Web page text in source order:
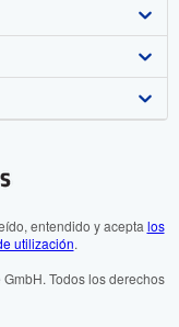
entendido y acepta los
utilización.
Todos los derechos